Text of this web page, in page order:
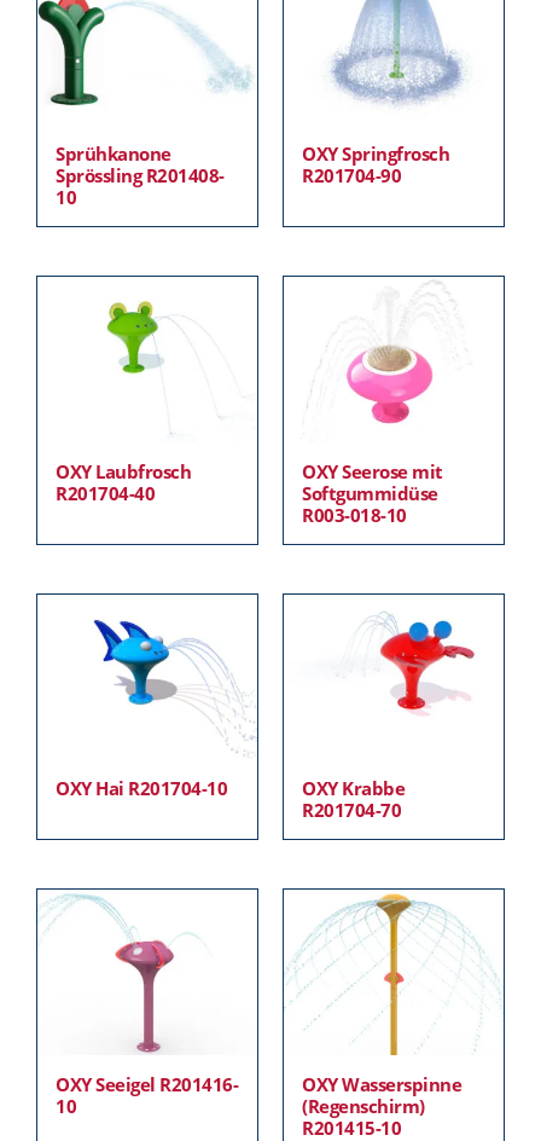
Sprühkanone
Sprössling R201408-
10
OXY Springfrosch
R201704-90
OXY Laubfrosch
R201704-40
OXY Seerose mit
Softgummidüse
R003-018-10
OXY Hai R201704-10
OXY Krabbe
R201704-70
OXY Seeigel R201416-
10
OXY Wasserspinne
(Regenschirm)
R201415-10